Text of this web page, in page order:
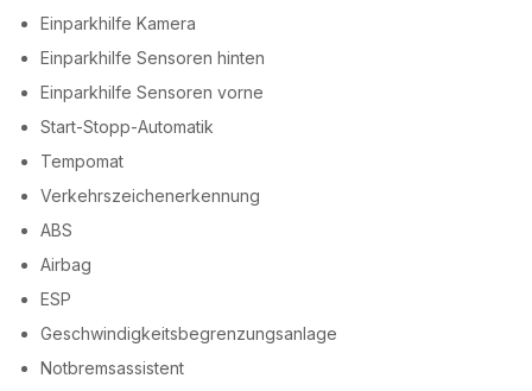
Einparkhilfe Kamera
Einparkhilfe Sensoren hinten
Einparkhilfe Sensoren vorne
Start-Stopp-Automatik
Tempomat
Verkehrszeichenerkennung
ABS
Airbag
ESP
Geschwindigkeitsbegrenzungsanlage
Notbremsassistent